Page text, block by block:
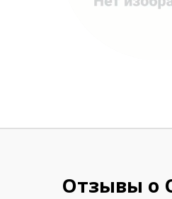
Отзывы о